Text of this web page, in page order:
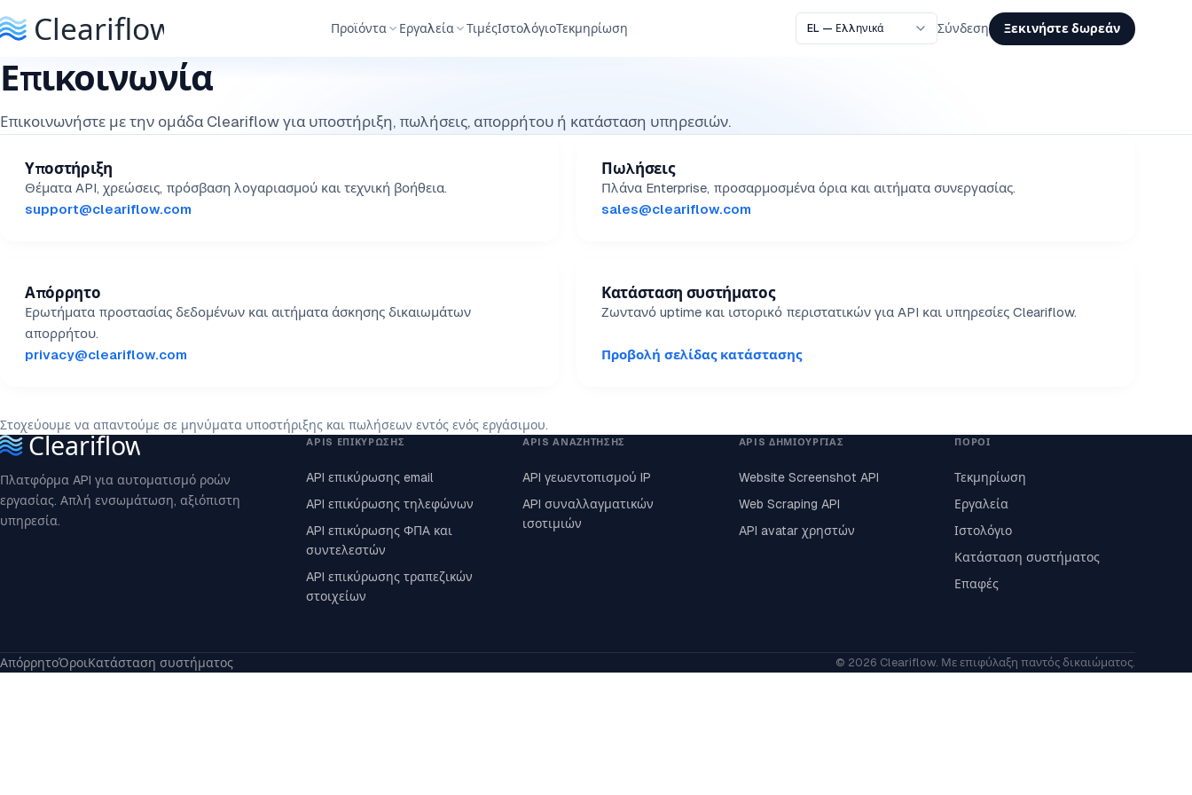
Προϊόντα Εργαλεία ΤιμέςΙστολόγιοΤεκμηρίωση Σύνδεση Ξεκινήστε δωρεάν
Επικοινωνία
Επικοινωνήστε με την ομάδα Cleariflow για υποστήριξη, πωλήσεις, απορρήτου ή κατάσταση υπηρεσιών.
Υποστήριξη
Θέματα API, χρεώσεις, πρόσβαση λογαριασμού και τεχνική βοήθεια.
support@cleariflow.com
Πωλήσεις
Πλάνα Enterprise, προσαρμοσμένα όρια και αιτήματα συνεργασίας.
sales@cleariflow.com
Απόρρητο
Ερωτήματα προστασίας δεδομένων και αιτήματα άσκησης δικαιωμάτων
απορρήτου.
privacy@cleariflow.com
Κατάσταση συστήματος
Ζωντανό uptime και ιστορικό περιστατικών για API και υπηρεσίες Cleariflow.
Προβολή σελίδας κατάστασης
Στοχεύουμε να απαντούμε σε μηνύματα υποστήριξης και πωλήσεων εντός ενός εργάσιμου.
Πλατφόρμα API για αυτοματισμό ροών
εργασίας. Απλή ενσωμάτωση, αξιόπιστη
υπηρεσία.
APIS ΕΠΙΚΎΡΩΣΗΣ
API επικύρωσης email
API επικύρωσης τηλεφώνων
API επικύρωσης ΦΠΑ και
συντελεστών
API επικύρωσης τραπεζικών
στοιχείων
APIS ΑΝΑΖΉΤΗΣΗΣ
API γεωεντοπισμού IP
API συναλλαγματικών
ισοτιμιών
APIS ΔΗΜΙΟΥΡΓΊΑΣ
Website Screenshot API
Web Scraping API
API avatar χρηστών
ΠΌΡΟΙ
Τεκμηρίωση
Εργαλεία
Ιστολόγιο
Κατάσταση συστήματος
Επαφές
ΑπόρρητοΌροιΚατάσταση συστήματος © 2026 Cleariflow. Με επιφύλαξη παντός δικαιώματος.